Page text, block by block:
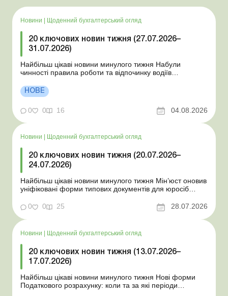
Новини Щоденний бухгалтерський огляд
20 ключових новин тижня (27.07.2026–
31.07.2026)
Найбільш цікаві новини минулого тижня Набули
чинності правила роботи та відпочинку водіїв
стан Для сільгосппідприємств і ФОП запроваджено нові
одноразові статистичні форми З 2 серпня змінюється
порядок зарахування окремих періодів роботи до стр...
НОВЕ
0 0 16 04.08.2026
Новини Щоденний бухгалтерський огляд
20 ключових новин тижня (20.07.2026–
24.07.2026)
Найбільш цікаві новини минулого тижня Мін’юст оновив
уніфіковані форми типових документів для юросіб
координаційного центру з організації бронювання У
працівника виявлено статус «у розшуку»: що потрібно
0 0 25 28.07.2026
Новини | Щоденний бухгалтерський огляд
20 ключових новин тижня (13.07.2026–
17.07.2026)
Найбільш цікаві новини минулого тижня Нові форми
Податкового розрахунку: коли та за які періоди